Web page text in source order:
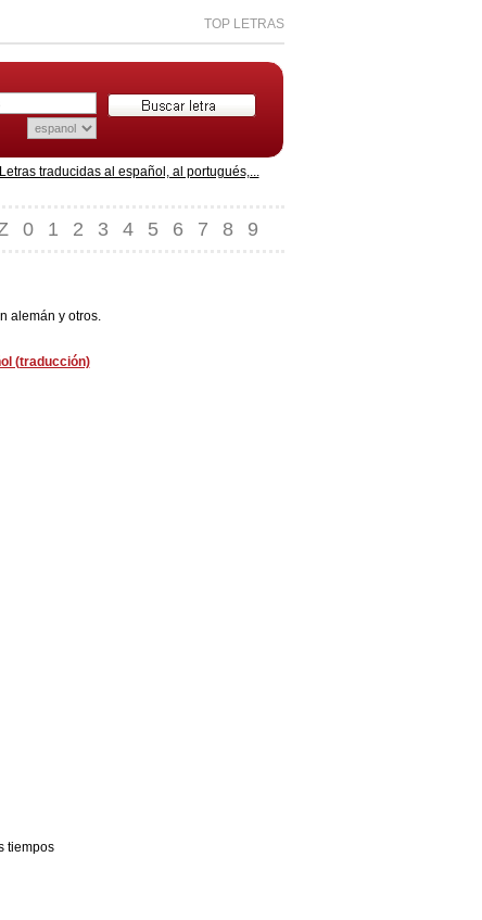
TOP LETRAS
traducidas al español, al portugués,...
0 1 2 3 4 5 6 7 8 9
alemán y otros.
(traducción)
tiempos